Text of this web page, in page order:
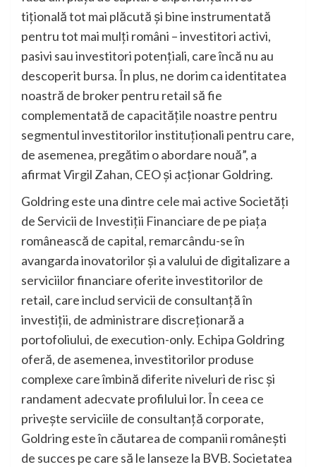
tițională tot mai plăcută și bine instrumentată
pentru tot mai mulți români – investitori activi,
pasivi sau investitori potențiali, care încă nu au
descoperit bursa. În plus, ne dorim ca identitatea
noastră de broker pentru retail să fie
complementată de capacitățile noastre pentru
segmentul investitorilor instituționali pentru care,
de asemenea, pregătim o abordare nouă”, a
afirmat Virgil Zahan, CEO și acționar Goldring.
Goldring este una dintre cele mai active Societăți
de Servicii de Investiții Financiare de pe piața
românească de capital, remarcându-se în
avangarda inovatorilor și a valului de digitalizare a
serviciilor financiare oferite investitorilor de
retail, care includ servicii de consultanță în
investiții, de administrare discreționară a
portofoliului, de execution-only. Echipa Goldring
oferă, de asemenea, investitorilor produse
complexe care îmbină diferite niveluri de risc și
randament adecvate profilului lor. În ceea ce
privește serviciile de consultanță corporate,
Goldring este în căutarea de companii românești
de succes pe care să le lanseze la BVB. Societatea